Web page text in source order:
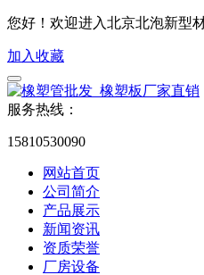
您好！欢迎进入北京北泡新型
加入收藏
服务热线：
15810530090
网站首页
公司简介
产品展示
新闻资讯
资质荣誉
厂房设备